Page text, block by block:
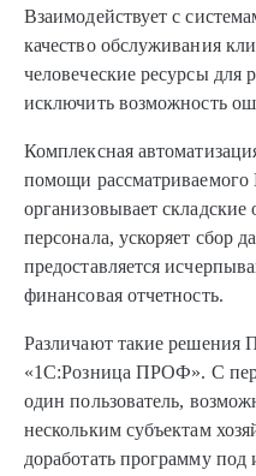
Взаимодействует с
качество обслуживания
человеческие ресурсы для
исключить возможность
Комплексная
помощи
организовывает
персонала, ускоряет сбор
предоставляется
финансовая отчетность.
Различают такие решения
«1С:Розница ПРОФ». С
один пользователь,
нескольким субъектам
доработать программу